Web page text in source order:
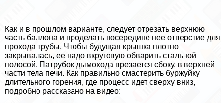
Как и в прошлом варианте, следует отрезать верхнюю
часть баллона и проделать посередине нее отверстие для
прохода трубы. Чтобы будущая крышка плотно
закрывалась, ее надо вкруговую обварить стальной
полосой. Патрубок дымохода врезается сбоку, в верхней
части тела печи. Как правильно смастерить буржуйку
длительного горения, где процесс идет сверху вниз,
подробно рассказано на видео: